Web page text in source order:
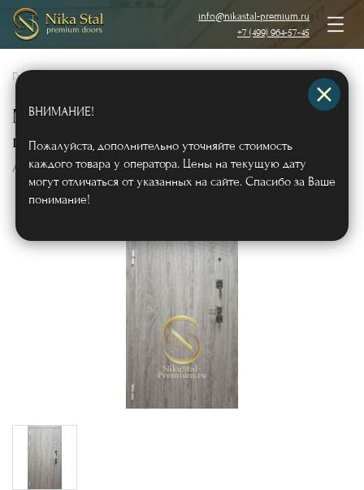
info@nikastal-premium.ru
+7 (499) 964-57-45
Главная Двери с отделкой МДФ
Металлическая дверь с
шумоизоляцией отделка МДФ ПВХ
Арт442
ВНИМАНИЕ!
Пожалуйста, дополнительно уточняйте стоимость
каждого товара у оператора. Цены на текущую дату
могут отличаться от указанных на сайте. Спасибо за Ваше
понимание!